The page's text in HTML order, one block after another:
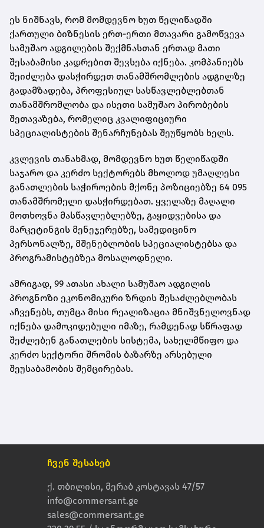
ეს ნიშნავს, რომ მომდევნო ხუთ წელიწადში
ქართული ბიზნესის ერთ-ერთი მთავარი გამოწვევა
სამუშაო ადგილების შექმნასთან ერთად მათი
შესაბამისი კადრებით შევსება იქნება. კომპანიებს
შეიძლება დასჭირდეთ თანამშრომლების ადგილზე
გადამზადება, პროფესიულ სასწავლებლებთან
თანამშრომლობა და ისეთი სამუშაო პირობების
შეთავაზება, რომელიც კვალიფიციური
სპეციალისტების შენარჩუნებას შეუწყობს ხელს.
კვლევის თანახმად, მომდევნო ხუთ წელიწადში
საჯარო და კერძო სექტორებს მხოლოდ უმაღლესი
განათლების საჭიროების მქონე პოზიციებზე 64 095
თანამშრომელი დასჭირდებათ. ყველაზე მაღალი
მოთხოვნა მასწავლებლებზე, გაყიდვებისა და
მარკეტინგის მენეჯერებზე, სამედიცინო
პერსონალზე, მშენებლობის სპეციალისტებსა და
პროგრამისტებზეა მოსალოდნელი.
ამრიგად, 99 ათასი ახალი სამუშაო ადგილის
პროგნოზი ეკონომიკური ზრდის შესაძლებლობას
აჩვენებს, თუმცა მისი რეალიზაცია მნიშვნელოვნად
იქნება დამოკიდებული იმაზე, რამდენად სწრაფად
შეძლებენ განათლების სისტემა, სახელმწიფო და
კერძო სექტორი შრომის ბაზარზე არსებული
შეუსაბამობის შემცირებას.
ჩვენ შესახებ
ქ. თბილისი, მერაბ კოსტავას 47/57
info@commersant.ge
sales@commersant.ge